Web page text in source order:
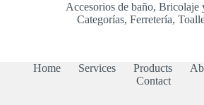
Accesorios de baño, Bricolaje
Categorías,Ferretería,
Home Services Products
Contact